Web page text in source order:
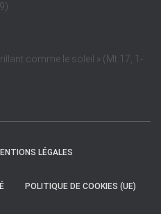
comme le soleil » (Mt 17, 1-
LÉGALES
POLITIQUE DE COOKIES (UE)